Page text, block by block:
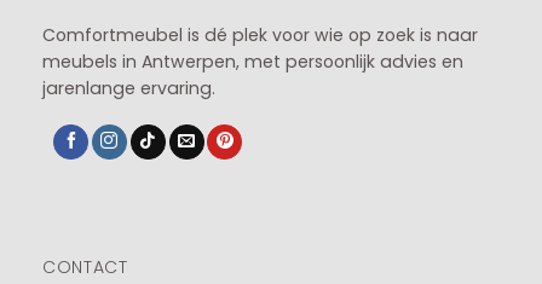
Comfortmeubel is dé plek voor wie op zoek is naar
meubels in Antwerpen, met persoonlijk advies en
jarenlange ervaring.
CONTACT